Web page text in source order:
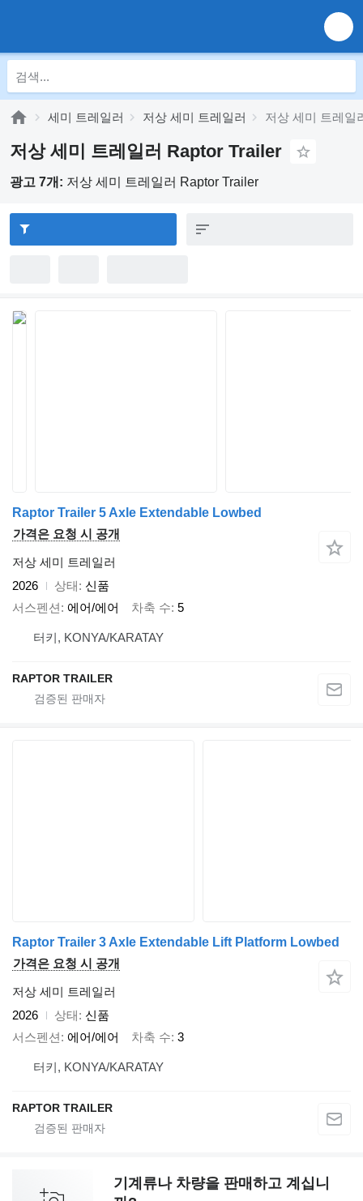
세미 트레일러 저상 세미 트레일러 저상 세미 트레일
저상 세미 트레일러 Raptor Trailer
광고 7개: 저상 세미 트레일러 Raptor Trailer
Raptor Trailer 5 Axle Extendable Lowbed
가격은 요청 시 공개
저상 세미 트레일러
2026
상태
신품
서스펜션 에어/에어 차축 수 5
터키, KONYA/KARATAY
RAPTOR TRAILER
Raptor Trailer 3 Axle Extendable Lift Platform Lowbed
가격은 요청 시 공개
저상 세미 트레일러
2026
상태
신품
서스펜션 에어/에어 차축 수 3
터키, KONYA/KARATAY
RAPTOR TRAILER
기계류나 차량을 판매하고 계십니